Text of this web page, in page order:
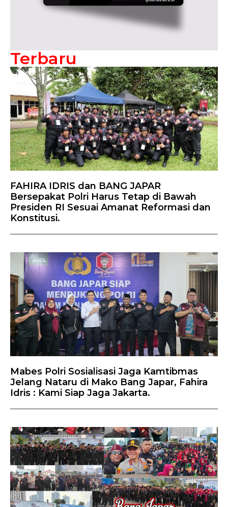
Terbaru
FAHIRA IDRIS dan BANG JAPAR
Bersepakat Polri Harus Tetap di Bawah
Presiden RI Sesuai Amanat Reformasi dan
Konstitusi.
Mabes Polri Sosialisasi Jaga Kamtibmas
Jelang Nataru di Mako Bang Japar, Fahira
Idris : Kami Siap Jaga Jakarta.